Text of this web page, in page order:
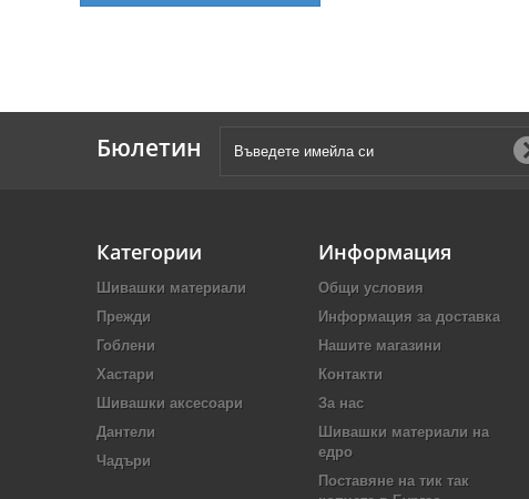
Бюлетин
Категории
Шивашки материали
Прежди
Гоблени
Хастари
Шивашки аксесоари
Дантели
Чадъри
Информация
Общи условия
Информация за доставка
Нашите магазини
Контакти
За нас
Шивашки материали на
едро
Поставяне на тик так